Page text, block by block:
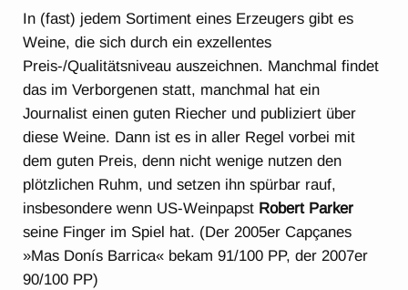
In (fast) jedem Sortiment eines Erzeugers gibt es
Weine, die sich durch ein exzellentes
Preis-/Qualitätsniveau auszeichnen. Manchmal findet
das im Verborgenen statt, manchmal hat ein
Journalist einen guten Riecher und publiziert über
diese Weine. Dann ist es in aller Regel vorbei mit
dem guten Preis, denn nicht wenige nutzen den
plötzlichen Ruhm, und setzen ihn spürbar rauf,
insbesondere wenn US-Weinpapst Robert Parker
seine Finger im Spiel hat. (Der 2005er Capçanes
»Mas Donís Barrica« bekam 91/100 PP, der 2007er
90/100 PP)